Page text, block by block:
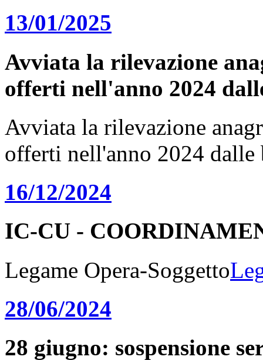
13/01/2025
Avviata la rilevazione
offerti nell'anno 2024
Avviata la rilevazione
offerti nell'anno 2024 dalle
16/12/2024
IC-CU -
Legame Opera-Soggetto
28/06/2024
28 giugno: sospensione